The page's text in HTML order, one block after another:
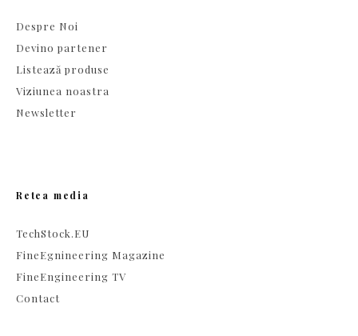
Despre Noi
Devino partener
Listează produse
Viziunea noastra
Newsletter
Retea media
TechStock.EU
FineEgnineering Magazine
FineEngineering TV
Contact